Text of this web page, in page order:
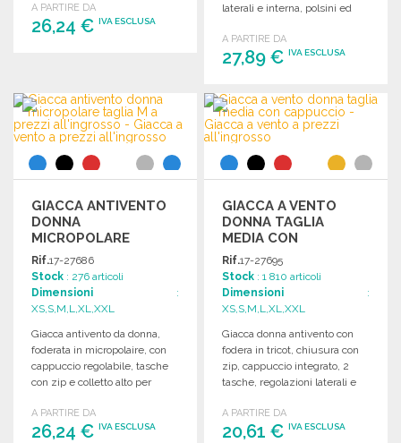
A PARTIRE DA
26,24 € IVA ESCLUSA
Richiedi un preventivo
laterali e interna, polsini ed
A PARTIRE DA
27,89 €IVA ESCLUSA
ORDINARE
Richiedi un preventivo
GIACCA ANTIVENTO
DONNA
MICROPOLARE
TAGLIA M A PREZZI
ALL'INGROSSO
Rif.17-27686
Stock : 276 articoli
Dimensioni :
XS,S,M,L,XL,XXL
Giacca antivento da donna,
foderata in micropolaire, con
cappuccio regolabile, tasche
con zip e colletto alto per
A PARTIRE DA
26,24 € IVA ESCLUSA
GIACCA A VENTO
DONNA TAGLIA
MEDIA CON
CAPPUCCIO
Rif.17-27695
Stock : 1 810 articoli
Dimensioni :
XS,S,M,L,XL,XXL
Giacca donna antivento con
fodera in tricot, chiusura con
zip, cappuccio integrato, 2
tasche, regolazioni laterali e
A PARTIRE DA
20,61 €IVA ESCLUSA